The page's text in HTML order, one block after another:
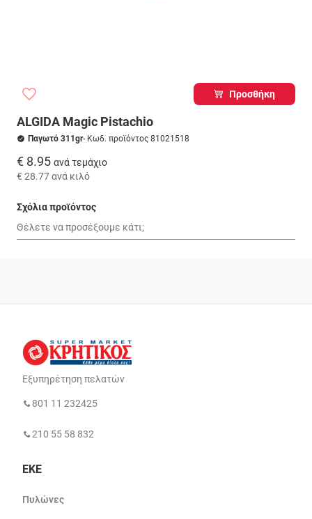
Προσθήκη
ALGIDA Magic Pistachio
Παγωτό 311gr- Κωδ. προϊόντος 81021518
€ 8.95 ανά τεμάχιο
€ 28.77ανά κιλό
Σχόλια προϊόντος
Εξυπηρέτηση πελατών
801 11 232425
210 55 58 832
ΕΚΕ
Πυλώνες